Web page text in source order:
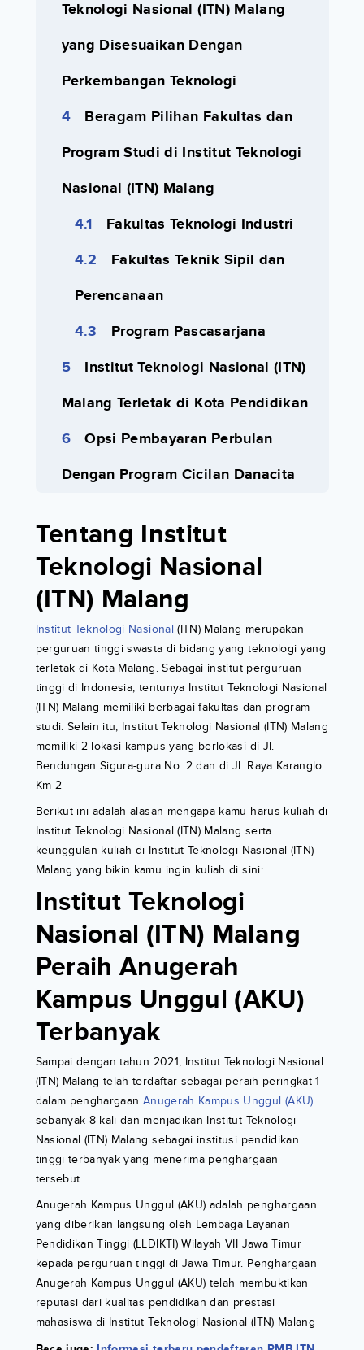
Teknologi Nasional (ITN) Malang
yang Disesuaikan Dengan
Perkembangan Teknologi
Beragam Pilihan Fakultas dan
Program Studi di Institut Teknologi
Nasional (ITN) Malang
Fakultas Teknologi Industri
Fakultas Teknik Sipil dan
Perencanaan
Program Pascasarjana
Institut Teknologi Nasional (ITN)
Malang Terletak di Kota Pendidikan
Opsi Pembayaran Perbulan
Dengan Program Cicilan Danacita
Tentang Institut
Teknologi Nasional
(ITN) Malang
Institut Teknologi Nasional (ITN) Malang merupakan
perguruan tinggi swasta di bidang yang teknologi yang
terletak di Kota Malang. Sebagai institut perguruan
tinggi di Indonesia, tentunya Institut Teknologi Nasional
(ITN) Malang memiliki berbagai fakultas dan program
studi. Selain itu, Institut Teknologi Nasional (ITN) Malang
memiliki 2 lokasi kampus yang berlokasi di Jl.
Bendungan Sigura-gura No. 2 dan di Jl. Raya Karanglo
Km 2
Berikut ini adalah alasan mengapa kamu harus kuliah di
Institut Teknologi Nasional (ITN) Malang serta
keunggulan kuliah di Institut Teknologi Nasional (ITN)
Malang yang bikin kamu ingin kuliah di sini:
Institut Teknologi
Nasional (ITN) Malang
Peraih Anugerah
Kampus Unggul (AKU)
Terbanyak
Sampai dengan tahun 2021, Institut Teknologi Nasional
(ITN) Malang telah terdaftar sebagai peraih peringkat 1
dalam penghargaan Anugerah Kampus Unggul (AKU)
sebanyak 8 kali dan menjadikan Institut Teknologi
Nasional (ITN) Malang sebagai institusi pendidikan
tinggi terbanyak yang menerima penghargaan
tersebut.
Anugerah Kampus Unggul (AKU) adalah penghargaan
yang diberikan langsung oleh Lembaga Layanan
Pendidikan Tinggi (LLDIKTI) Wilayah VII Jawa Timur
kepada perguruan tinggi di Jawa Timur. Penghargaan
Anugerah Kampus Unggul (AKU) telah membuktikan
reputasi dari kualitas pendidikan dan prestasi
mahasiswa di Institut Teknologi Nasional (ITN) Malang